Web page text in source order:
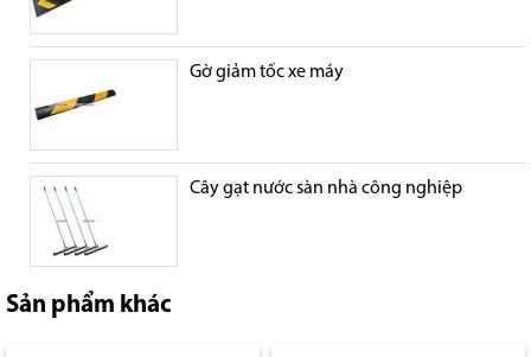
Gờ giảm tốc xe máy
Cây gạt nước sàn nhà công nghiệp
Sản phẩm khác